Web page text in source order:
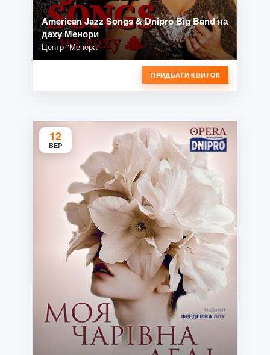
American Jazz Songs & Dnipro Big Band на
даху Менори
Центр "Менора"
ПРИДБАТИ КВИТОК
12
ВЕР